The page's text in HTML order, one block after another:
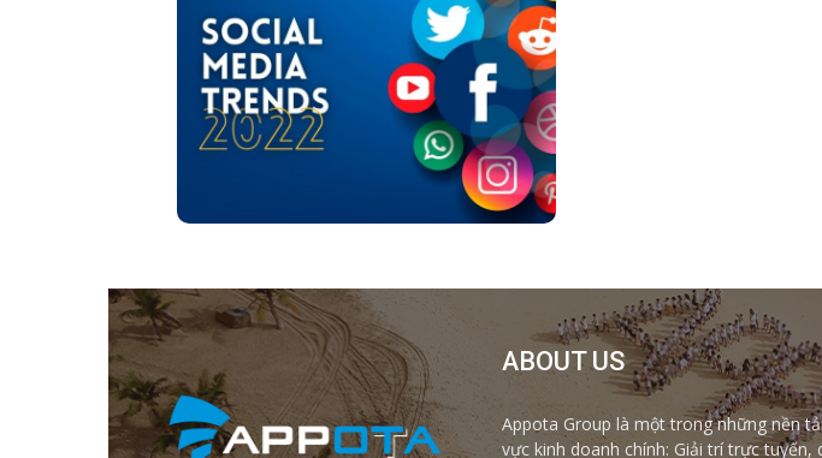
ABOUT US
Appota Group là một trong những nền
vực kinh doanh chính: Giải trí trực